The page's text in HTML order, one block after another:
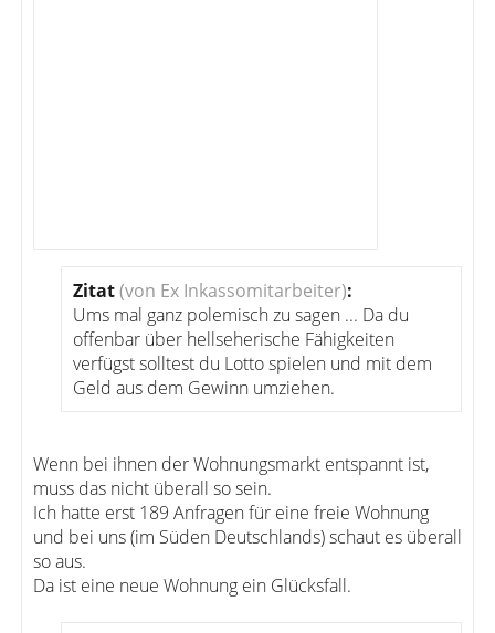
Zitat(von Ex Inkassomitarbeiter):
Ums mal ganz polemisch zu sagen ... Da du
offenbar über hellseherische Fähigkeiten
verfügst solltest du Lotto spielen und mit dem
Geld aus dem Gewinn umziehen.
Wenn bei ihnen der Wohnungsmarkt entspannt ist,
muss das nicht überall so sein.
Ich hatte erst 189 Anfragen für eine freie Wohnung
und bei uns (im Süden Deutschlands) schaut es überall
so aus.
Da ist eine neue Wohnung ein Glücksfall.